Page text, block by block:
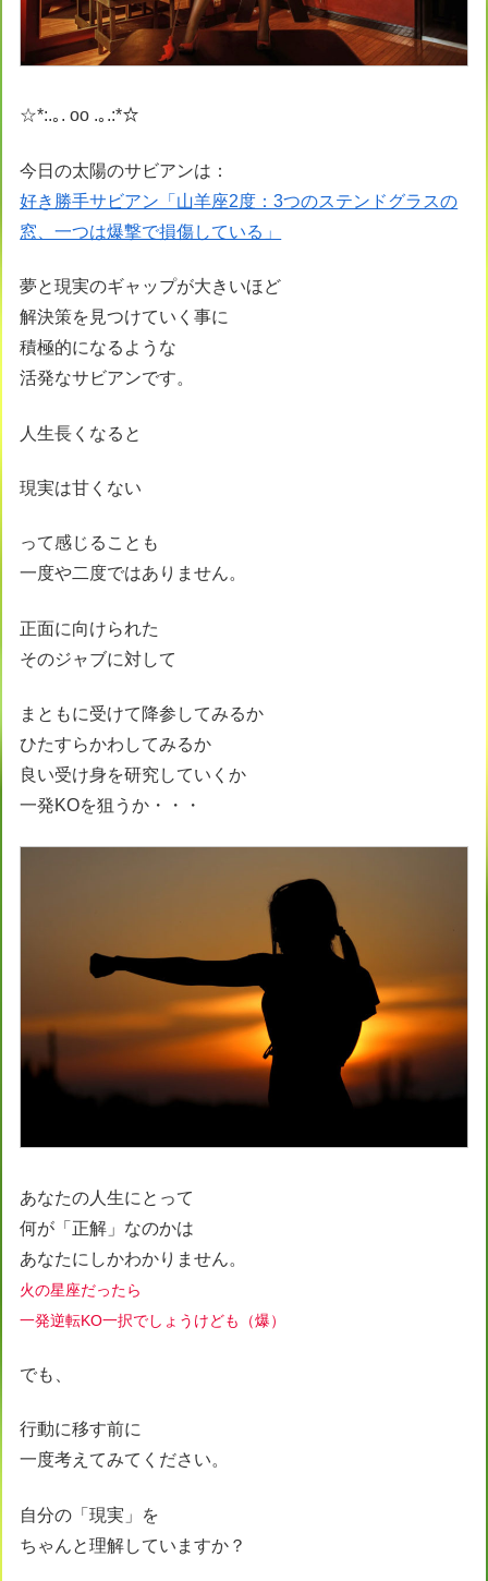
☆*:.｡. oo .｡.:*☆
今日の太陽のサビアンは：
好き勝手サビアン「山羊座2度：3つのステンドグラスの
窓、一つは爆撃で損傷している」
夢と現実のギャップが大きいほど
解決策を見つけていく事に
積極的になるような
活発なサビアンです。
人生長くなると
現実は甘くない
って感じることも
一度や二度ではありません。
正面に向けられた
そのジャブに対して
まともに受けて降参してみるか
ひたすらかわしてみるか
良い受け身を研究していくか
一発KOを狙うか・・・
あなたの人生にとって
何が「正解」なのかは
あなたにしかわかりません。
火の星座だったら
一発逆転KO一択でしょうけども（爆）
でも、
行動に移す前に
一度考えてみてください。
自分の「現実」を
ちゃんと理解していますか？